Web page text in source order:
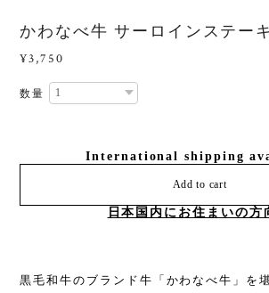
かわなべ牛 サーロインステー
¥3,750
数量
International shipping
Add to cart
日本国内にお住まいの方
黒毛和牛のブランド牛「かわなべ牛」を